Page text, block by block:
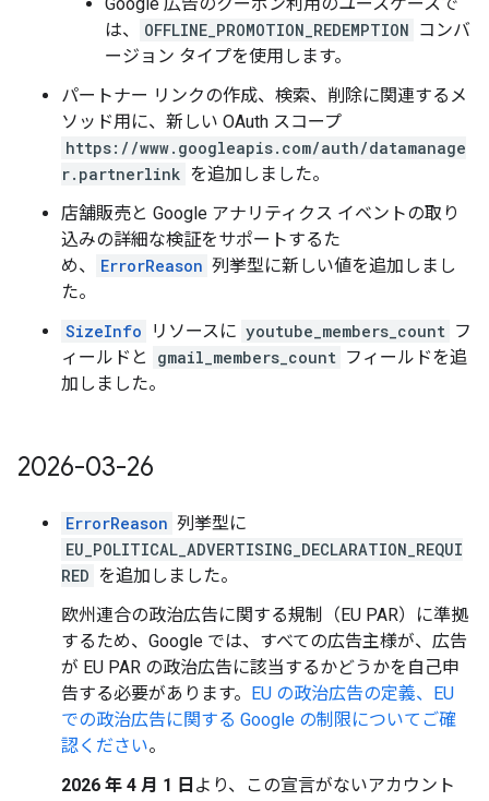
は、
OFFLINE_PROMOTION_REDEMPTION コンバ
ージョン タイプを使用します。
パートナー リンクの作成、検索、削除に関連するメ
ソッド用に、新しい OAuth スコープ
https://www.googleapis.com/auth/datamanage
r.partnerlink を追加しました。
店舗販売と Google アナリティクス イベントの取り
込みの詳細な検証をサポートするた
め、
ErrorReason 列挙型に新しい値を追加しまし
た。
SizeInfo
リソースに youtube_members_count フ
ィールドと
gmail_members_count フィールドを追
加しました。
2026-03-26
ErrorReason 列挙型に
EU_POLITICAL_ADVERTISING_DECLARATION_REQUI
RED を追加しました。
欧州連合の政治広告に関する規制（EU PAR）に準拠
するため、Google では、すべての広告主様が、広告
が EU PAR の政治広告に該当するかどうかを自己申
告する必要があります。 EU の政治広告の定義、EU
での政治広告に関する Google の制限についてご確
認ください。
2026 年 4 月 1 日 より、この宣言がないアカウント